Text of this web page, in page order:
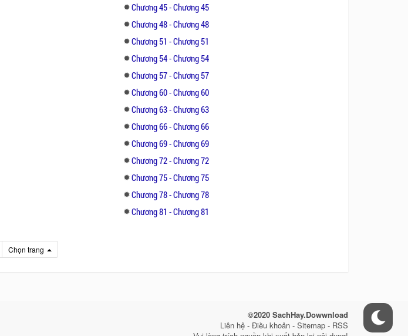
Chương 45 - Chương 45
Chương 48 - Chương 48
Chương 51 - Chương 51
Chương 54 - Chương 54
Chương 57 - Chương 57
Chương 60 - Chương 60
Chương 63 - Chương 63
Chương 66 - Chương 66
Chương 69 - Chương 69
Chương 72 - Chương 72
Chương 75 - Chương 75
Chương 78 - Chương 78
Chương 81 - Chương 81
Chọn trang
©2020 SachHay.Dowwnload
Liên hệ - Điều khoản - Sitemap - RSS